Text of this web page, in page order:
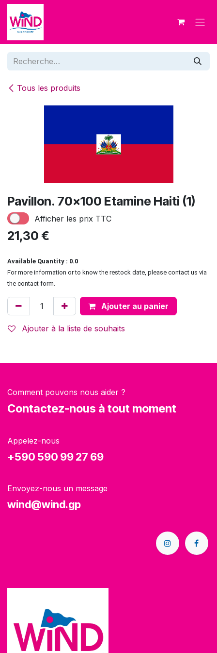
Se rendre au contenu
Tous les produits
Pavillon. 70x100 Etamine Haiti (1)
Afficher les prix TTC
21,30 €
Available Quantity : 0.0
For more information or to know the restock date, please contact us via
the contact form.
Ajouter au panier
Ajouter à la liste de souhaits
Comment pouvons nous aider ?
Contactez-nous à tout moment
Appelez-nous
+590 590 99 27 69
Envoyez-nous un message
wind@wind.gp